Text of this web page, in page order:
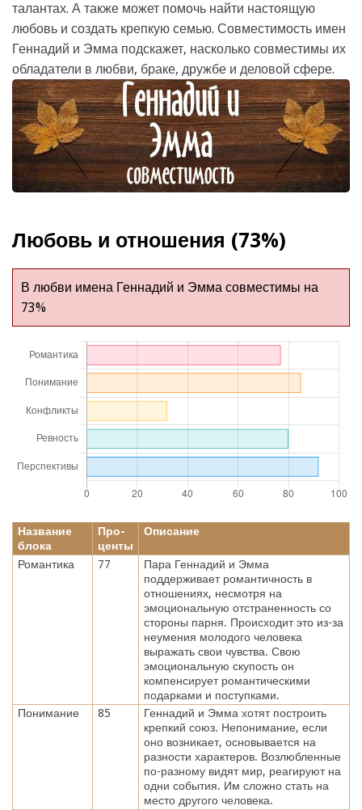
талантах. А также может помочь найти настоящую
любовь и создать крепкую семью. Совместимость имен
Геннадий и Эмма подскажет, насколько совместимы их
обладатели в любви, браке, дружбе и деловой сфере.
Любовь и отношения (73%)
В любви имена Геннадий и Эмма совместимы на
73%
Название
блока
Про-
центы
Описание
Романтика 77
Пара Геннадий и Эмма
поддерживает романтичность в
отношениях, несмотря на
эмоциональную отстраненность со
стороны парня. Происходит это из-за
неумения молодого человека
выражать свои чувства. Свою
эмоциональную скупость он
компенсирует романтическими
подарками и поступками.
Понимание
85
Геннадий и Эмма хотят построить
крепкий союз. Непонимание, если
оно возникает, основывается на
разности характеров. Возлюбленные
по-разному видят мир, реагируют на
одни события. Им сложно стать на
место другого человека.